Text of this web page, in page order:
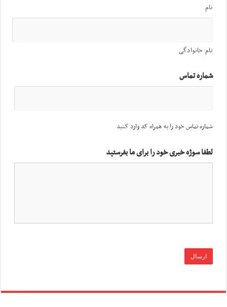
نام
نام خانوادگی
شماره تماس
شماره تماس خود را به همراه کد وارد کنید
لطفا سوژه خبری خود را برای ما بفرستید